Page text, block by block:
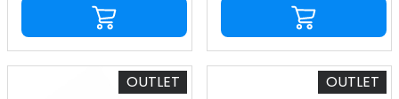
OUTLET OUTLET